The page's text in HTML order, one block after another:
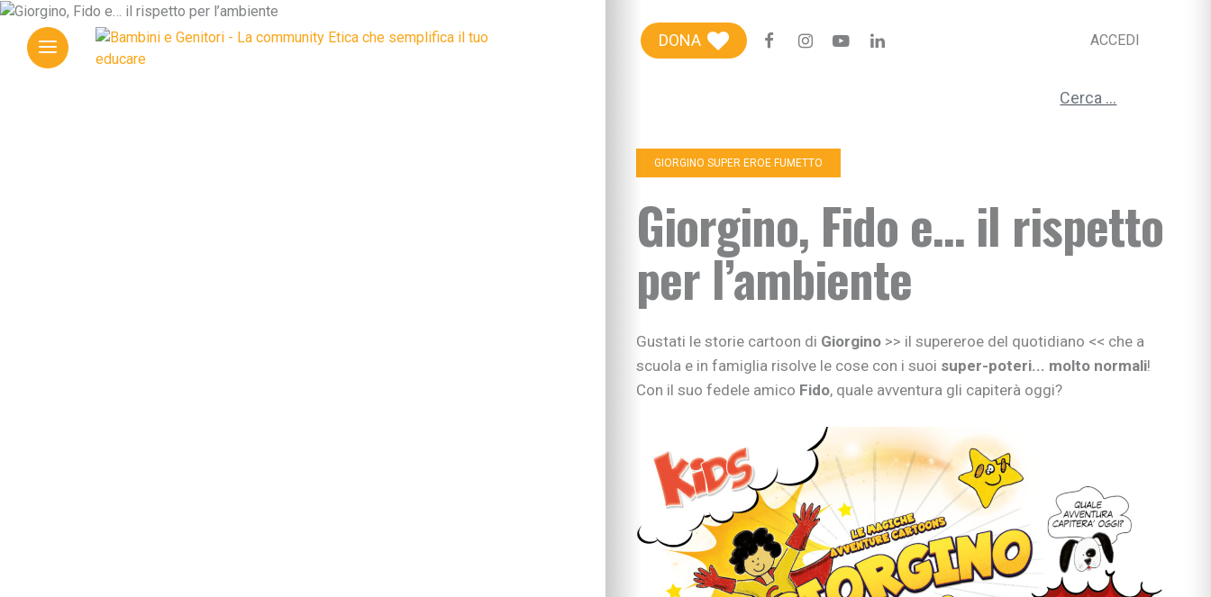
Blog genitori
Centro Famiglie
+100Extra
+100Kids
Chi siamo
Sostieni
DONA ACCEDI
Ricerca per:
GIORGINO SUPER EROE FUMETTO
Giorgino, Fido e… il rispetto
per l’ambiente
Gustati le storie cartoon di Giorgino>> il supereroe del quotidiano << che a
scuola e in famiglia risolve le cose con i suoi super-poteri... molto normali!
Con il suo fedele amico Fido, quale avventura gli capiterà oggi?